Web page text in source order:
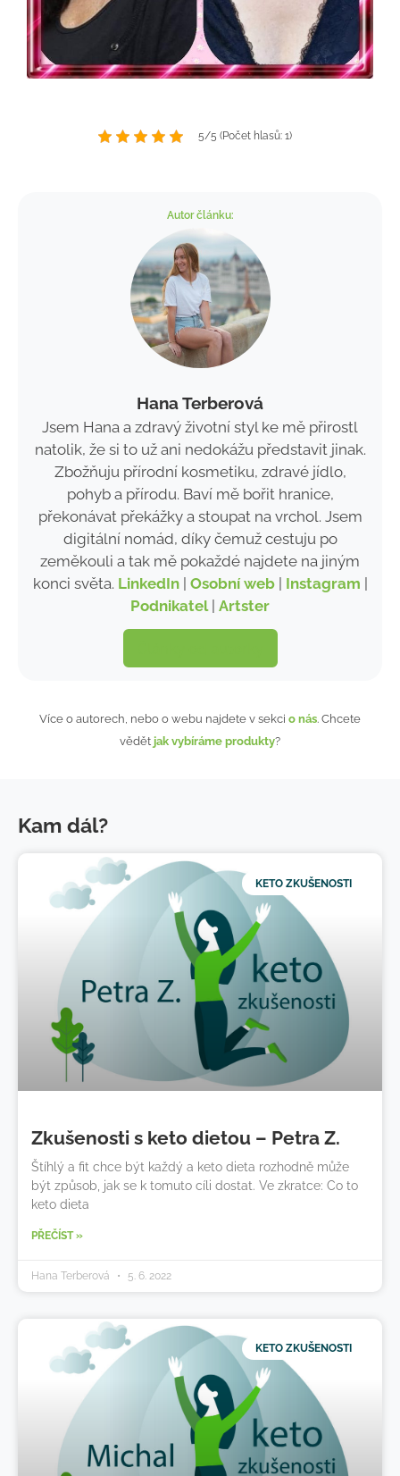
5/5 (Počet hlasů: 1)
Autor článku:
Hana Terberová
Jsem Hana a zdravý životní styl ke mě přirostl
natolik, že si to už ani nedokážu představit jinak.
Zbožňuju přírodní kosmetiku, zdravé jídlo,
pohyb a přírodu. Baví mě bořit hranice,
překonávat překážky a stoupat na vrchol. Jsem
digitální nomád, díky čemuž cestuju po
zeměkouli a tak mě pokaždé najdete na jiným
konci světa. LinkedIn| Osobní web| Instagram |
Podnikatel| Artster
Více o autorech, nebo o webu najdete v sekci o nás. Chcete
vědět jak vybíráme produkty?
Kam dál?
KETO ZKUŠENOSTI
Zkušenosti s keto dietou – Petra Z.
Štíhlý a fit chce být každý a keto dieta rozhodně může
být způsob, jak se k tomuto cíli dostat. Ve zkratce: Co to
keto dieta
PŘEČÍST »
Hana Terberová 5. 6. 2022
KETO ZKUŠENOSTI